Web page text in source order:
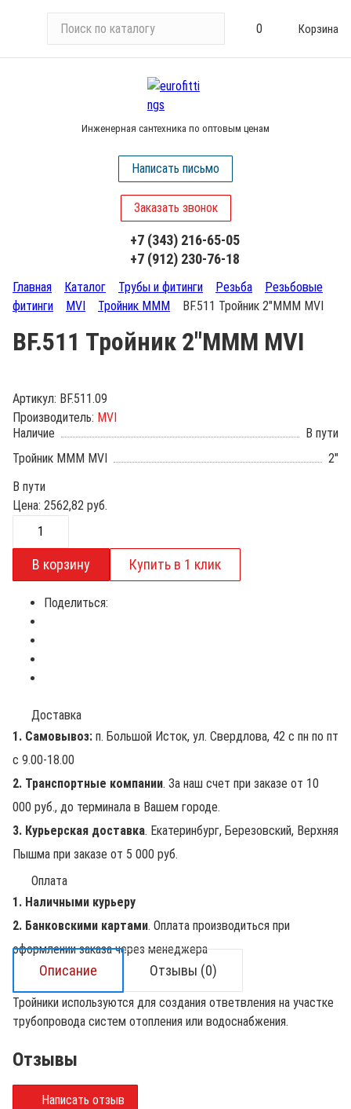
и
у
0 Корзина
Инженерная сантехника по оптовым ценам
Написать письмо
Заказать звонок
+7 (343) 216-65-05
+7 (912) 230-76-18
Главная Каталог Трубы и фитинги Резьба
Резьбовые
фитинги
MVI Тройник МММ BF.511 Тройник 2"МММ MVI
BF.511 Тройник 2"МММ MVI
Артикул: BF.511.09
Производитель: MVI
Наличие
В пути
Тройник МММ MVI
2"
В пути
Цена: 2562,82 руб.
Поделиться:
Доставка
1. Самовывоз: п. Большой Исток, ул. Свердлова, 42 с пн по пт
с 9.00-18.00
2. Транспортные компании. За наш счет при заказе от 10
000 руб., до терминала в Вашем городе.
3. Курьерская доставка. Екатеринбург, Березовский, Верхняя
Пышма при заказе от 5 000 руб.
Оплата
1. Наличными курьеру
2. Банковскими картами. Оплата производиться при
оформлении заказа через менеджера
Описание Отзывы (0)
Тройники используются для создания ответвления на участке
трубопровода систем отопления или водоснабжения.
Отзывы
Написать отзыв